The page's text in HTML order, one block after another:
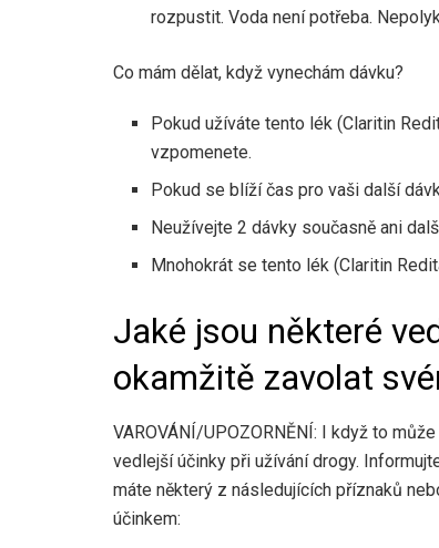
rozpustit. Voda není potřeba.
Co mám dělat, když vynechám dávku?
Pokud užíváte tento lék (Claritin
vzpomenete.
Pokud se blíží čas pro vaši další
Neužívejte 2 dávky současně ani
Mnohokrát se tento lék (Claritin
Jaké jsou některé
okamžitě zavolat
VAROVÁNÍ/UPOZORNĚNÍ: I když to
vedlejší účinky při užívání drogy.
máte některý z následujících příznaků
účinkem: